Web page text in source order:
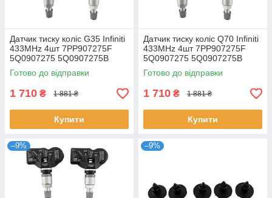
Датчик тиску коліс G35 Infiniti
433MHz 4шт 7PP907275F
5Q0907275 5Q0907275B
4D0907275 36106877937
36236781847
Готово до відправки
1 710 ₴ 1 881 ₴
Купити
Датчик тиску коліс Q70 Infiniti
433MHz 4шт 7PP907275F
5Q0907275 5Q0907275B
4D0907275 36106877937
36236781847
Готово до відправки
1 710 ₴ 1 881 ₴
Купити
–9% –9%